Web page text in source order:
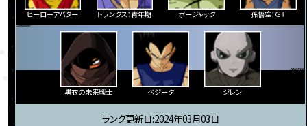
ヒーローアバター トランクス：青年期 ボージャック 孫悟空：ＧＴ
黒衣の未来戦士 ベジータ ジレン
ランク更新日:2024年03月03日